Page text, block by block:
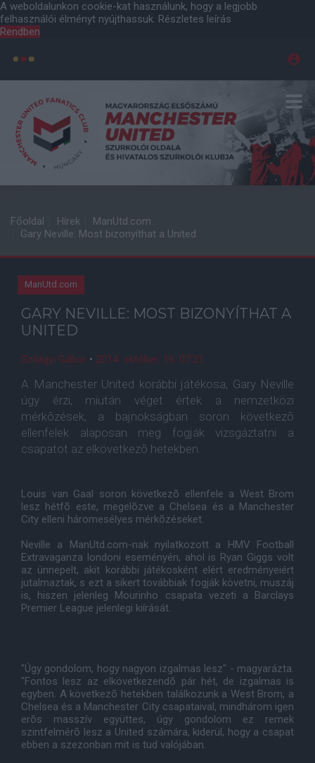
A weboldalunkon cookie-kat használunk, hogy a legjobb
felhasználói élményt nyújthassuk. Részletes leírás
Rendben
Főoldal Hírek
ManUtd.com
Gary Neville: Most bizonyíthat a United
ManUtd.com
GARY NEVILLE: MOST BIZONYÍTHAT A
UNITED
Szilágyi Gábor • 2014. október. 16. 07:21
A Manchester United korábbi játékosa, Gary Neville
úgy érzi, miután véget értek a nemzetközi
mérkõzések, a bajnokságban soron következõ
ellenfelek alaposan meg fogják vizsgáztatni a
csapatot az elkövetkezõ hetekben.
Louis van Gaal soron következõ ellenfele a West Brom
lesz hétfõ este, megelõzve a Chelsea és a Manchester
City elleni háromesélyes mérkõzéseket.
Neville a ManUtd.com-nak nyilatkozott a HMV Football
Extravaganza londoni eseményén, ahol is Ryan Giggs volt
az ünnepelt, akit korábbi játékosként elért eredményeiért
jutalmaztak, s ezt a sikert továbbiak fogják követni, muszáj
is, hiszen jelenleg Mourinho csapata vezeti a Barclays
Premier League jelenlegi kiírását.
"Úgy gondolom, hogy nagyon izgalmas lesz" - magyarázta.
"Fontos lesz az elkövetkezendõ pár hét, de izgalmas is
egyben. A következõ hetekben találkozunk a West Brom, a
Chelsea és a Manchester City csapataival, mindhárom igen
erõs masszív együttes, úgy gondolom ez remek
szintfelmérõ lesz a United számára, kiderül, hogy a csapat
ebben a szezonban mit is tud valójában.